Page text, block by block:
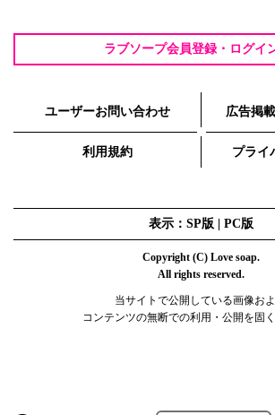
ラブソープ会員登録・ログイ
ユーザーお問い合わせ 広告掲
利用規約 プライ
表示：SP版 | PC版
Copyright (C) Love soap.
All rights reserved.
当サイトで公開している画像お
コンテンツの無断での利用・公開を固